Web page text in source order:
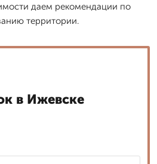
даем рекомендации по
территории.
в Ижевске